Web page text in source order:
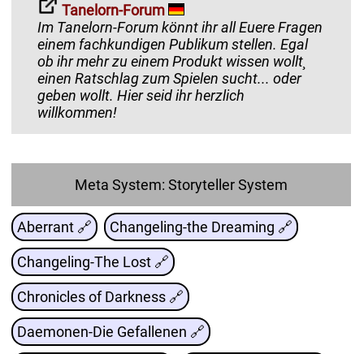
Tanelorn-Forum
Im Tanelorn-Forum könnt ihr all Euere Fragen
einem fachkundigen Publikum stellen. Egal
ob ihr mehr zu einem Produkt wissen wollt¸
einen Ratschlag zum Spielen sucht... oder
geben wollt. Hier seid ihr herzlich
willkommen!
Meta System: Storyteller System
Aberrant 🔗 Changeling-the Dreaming 🔗
Changeling-The Lost 🔗
Chronicles of Darkness 🔗
Daemonen-Die Gefallenen 🔗